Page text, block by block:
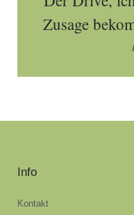
Zusage
Info
Kontakt